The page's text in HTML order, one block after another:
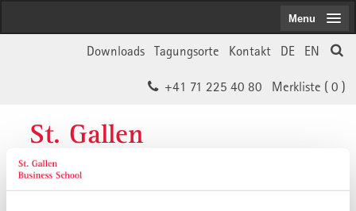
EN
DE
Kontakt
Tagungsorte
Downloads
Merkliste ( 0 )
+41 71 225 40 80
St. Gallen
Business School
Menu